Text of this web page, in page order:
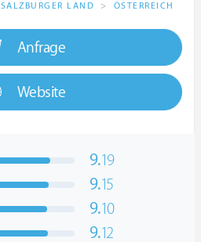
SALZBURGER LAND > ÖSTERREICH
Anfrage
Website
9.19
9.15
9.10
9.12